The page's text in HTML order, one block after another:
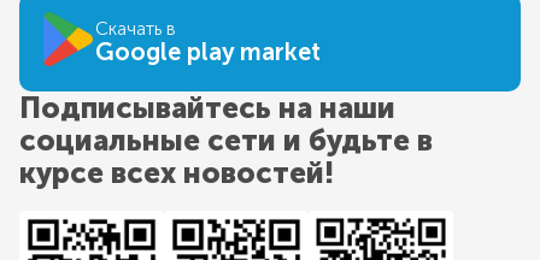
Скачать в
Google play market
Подписывайтесь на наши
социальные сети и будьте в
курсе всех новостей!